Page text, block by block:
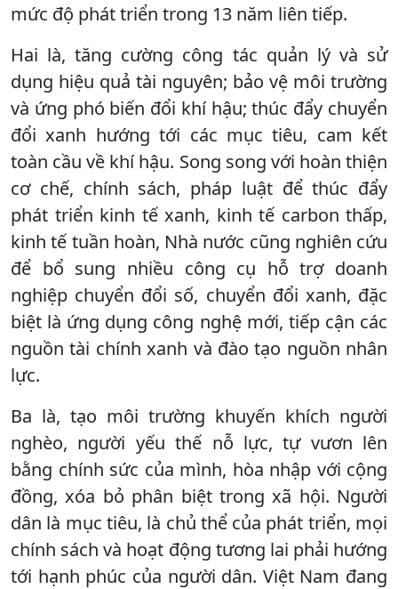
mức độ phát triển trong 13 năm liên tiếp.
Hai là, tăng cường công tác quản lý và sử
dụng hiệu quả tài nguyên; bảo vệ môi trường
và ứng phó biến đổi khí hậu; thúc đẩy chuyển
đổi xanh hướng tới các mục tiêu, cam kết
toàn cầu về khí hậu. Song song với hoàn thiện
cơ chế, chính sách, pháp luật để thúc đẩy
phát triển kinh tế xanh, kinh tế carbon thấp,
kinh tế tuần hoàn, Nhà nước cũng nghiên cứu
để bổ sung nhiều công cụ hỗ trợ doanh
nghiệp chuyển đổi số, chuyển đổi xanh, đặc
biệt là ứng dụng công nghệ mới, tiếp cận các
nguồn tài chính xanh và đào tạo nguồn nhân
lực.
Ba là, tạo môi trường khuyến khích người
nghèo, người yếu thế nỗ lực, tự vươn lên
bằng chính sức của mình, hòa nhập với cộng
đồng, xóa bỏ phân biệt trong xã hội. Người
dân là mục tiêu, là chủ thể của phát triển, mọi
chính sách và hoạt động tương lai phải hướng
tới hạnh phúc của người dân. Việt Nam đang